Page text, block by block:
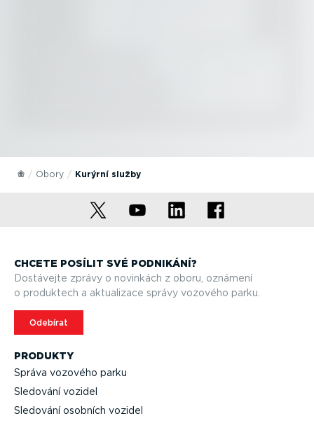
Obory Kurýrní služby
PRODUKTY
Správa vozového parku
Sledování vozidel
Sledování osobních vozidel
CHCETE POSÍLIT SVÉ PODNIKÁNÍ?
Dostávejte zprávy o novinkách z oboru, oznámení
o produktech a aktualizace správy vozového parku.
Odebírat